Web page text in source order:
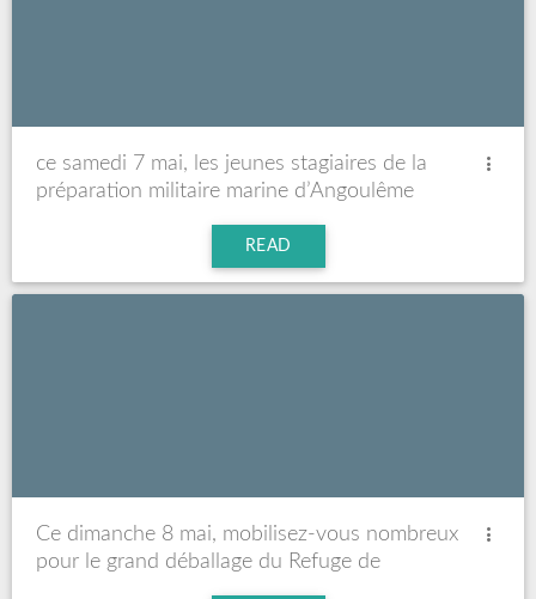
ce samedi 7 mai, les jeunes stagiaires de la
préparation militaire marine d’Angoulême
READ
Ce dimanche 8 mai, mobilisez-vous nombreux
pour le grand déballage du Refuge de